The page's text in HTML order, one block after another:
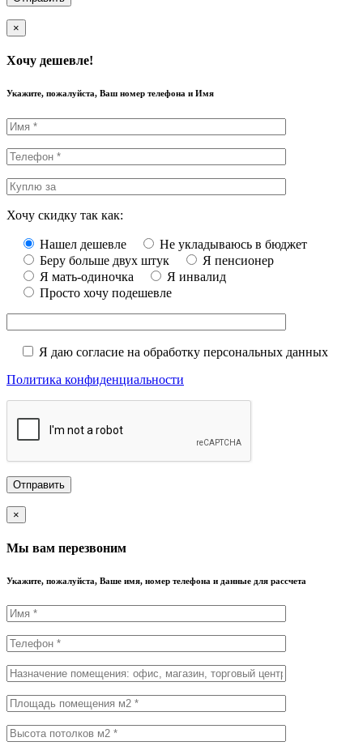
×
Хочу дешевле!
Укажите, пожалуйста, Ваш номер телефона и Имя
Хочу скидку так как:
Нашел дешевле
Не укладываюсь в бюджет
Беру больше двух штук
Я пенсионер
Я мать-одиночка
Я инвалид
Просто хочу подешевле
Я даю согласие на обработку персональных данных
Политика конфиденциальности
×
Мы вам перезвоним
Укажите, пожалуйста, Ваше имя, номер телефона и данные для рассчета